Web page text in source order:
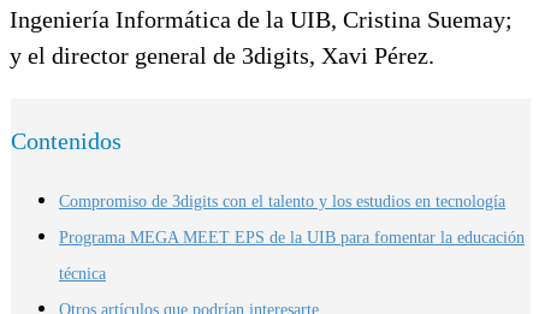
Ingeniería Informática de la UIB, Cristina Suemay;
y el director general de 3digits, Xavi Pérez.
Contenidos
Compromiso de 3digits con el talento y los estudios en tecnología
Programa MEGA MEET EPS de la UIB para fomentar la educación
técnica
Otros artículos que podrían interesarte